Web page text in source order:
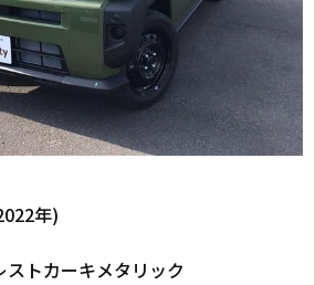
年)
トカーキメタリック